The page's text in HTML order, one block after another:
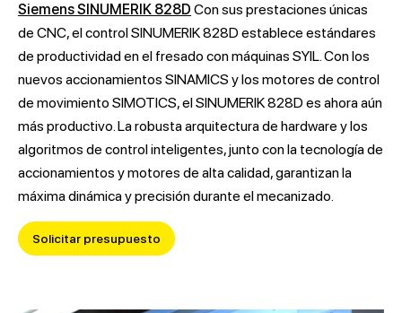
Siemens SINUMERIK 828D Con sus prestaciones únicas
de CNC, el control SINUMERIK 828D establece estándares
de productividad en el fresado con máquinas SYIL. Con los
nuevos accionamientos SINAMICS y los motores de control
de movimiento SIMOTICS, el SINUMERIK 828D es ahora aún
más productivo. La robusta arquitectura de hardware y los
algoritmos de control inteligentes, junto con la tecnología de
accionamientos y motores de alta calidad, garantizan la
máxima dinámica y precisión durante el mecanizado.
Solicitar presupuesto